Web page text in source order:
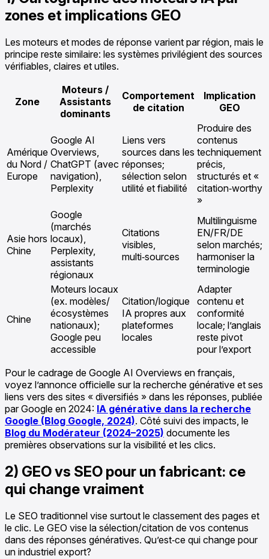
zones et implications GEO
Les moteurs et modes de réponse varient par région, mais le
principe reste similaire: les systèmes privilégient des sources
vérifiables, claires et utiles.
Zone
Moteurs /
Assistants
dominants
Comportement
de citation
Implication
GEO
Amérique
du Nord /
Europe
Google AI
Overviews,
ChatGPT (avec
navigation),
Perplexity
Liens vers
sources dans les
réponses;
sélection selon
utilité et fiabilité
Produire des
contenus
techniquement
précis,
structurés et «
citation‑worthy
»
Asie hors
Chine
Google
(marchés
locaux),
Perplexity,
assistants
régionaux
Citations
visibles,
multi‑sources
Multilinguisme
EN/FR/DE
selon marchés;
harmoniser la
terminologie
Chine
Moteurs locaux
(ex. modèles/
écosystèmes
nationaux);
Google peu
accessible
Citation/logique
IA propres aux
plateformes
locales
Adapter
contenu et
conformité
locale; l’anglais
reste pivot
pour l’export
Pour le cadrage de Google AI Overviews en français,
voyez l’annonce officielle sur la recherche générative et ses
liens vers des sites « diversifiés » dans les réponses, publiée
par Google en 2024: IA générative dans la recherche
Google (Blog Google, 2024). Côté suivi des impacts, le
Blog du Modérateur (2024–2025) documente les
premières observations sur la visibilité et les clics.
2) GEO vs SEO pour un fabricant: ce
qui change vraiment
Le SEO traditionnel vise surtout le classement des pages et
le clic. Le GEO vise la sélection/citation de vos contenus
dans des réponses génératives. Qu’est‑ce qui change pour
un industriel export?